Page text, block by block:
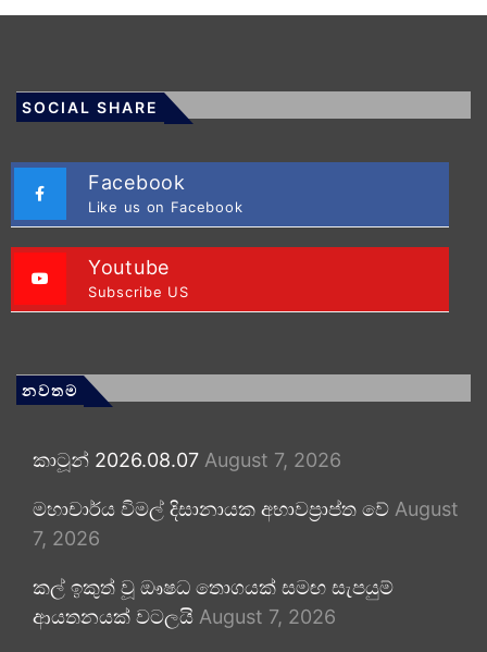
SOCIAL SHARE
Facebook
Like us on Facebook
Youtube
Subscribe US
නවතම
කාටූන් 2026.08.07 August 7, 2026
මහාචාර්ය විමල් දිසානායක අභාවප්‍රාප්ත වේ August
7, 2026
කල් ඉකුත් වූ ඖෂධ තොගයක් සමඟ සැපයුම්
ආයතනයක් වටලයි August 7, 2026